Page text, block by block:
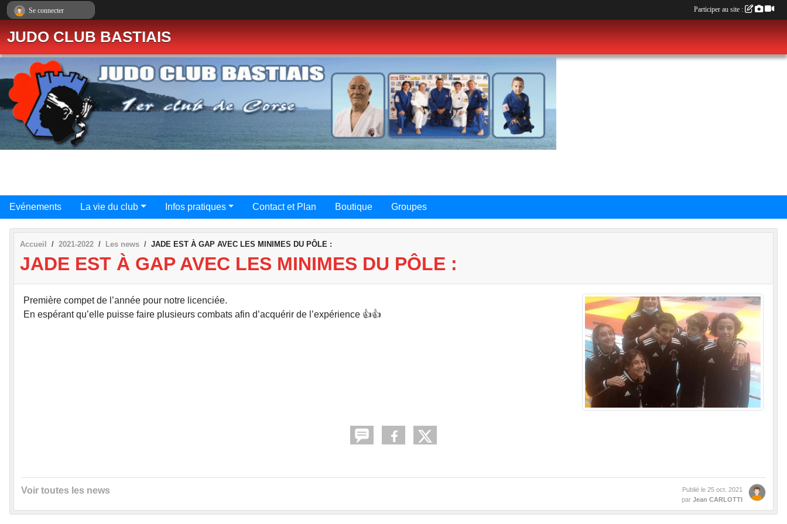
JUDO CLUB BASTIAIS
Evénements La vie du club Infos pratiques Contact et Plan Boutique Groupes
Accueil 2021-2022 Les news JADE EST À GAP AVEC LES MINIMES DU PÔLE :
JADE EST À GAP AVEC LES MINIMES DU PÔLE :
Première compet de l’année pour notre licenciée.
En espérant qu’elle puisse faire plusieurs combats afin d’acquérir de l’expérience 👍👍
Voir toutes les news Publié le 25 oct. 2021
par Jean CARLOTTI
Se connecter Participer au site :
Panneau de gestion des cookies